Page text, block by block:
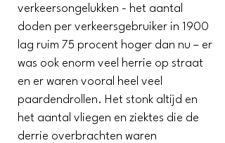
verkeersongelukken - het aantal
doden per verkeersgebruiker in 1900
lag ruim 75 procent hoger dan nu – er
was ook enorm veel herrie op straat
en er waren vooral heel veel
paardendrollen. Het stonk altijd en
het aantal vliegen en ziektes die de
derrie overbrachten waren